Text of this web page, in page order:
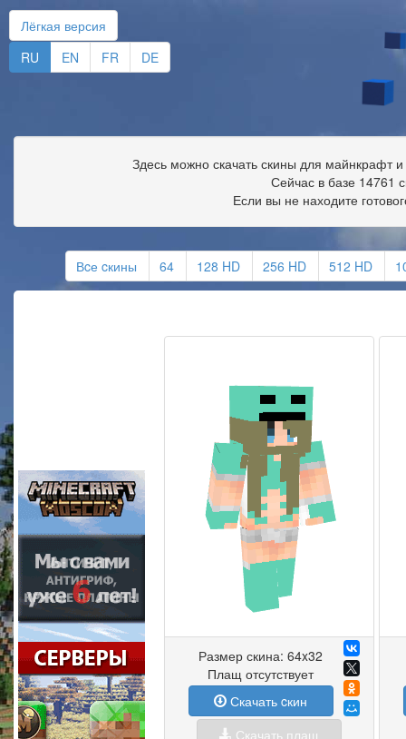
Лёгкая версия
RU
EN FR DE
Здесь можно скачатьскины для майнкрафти
Сейчас в базе 14761
Если вы не находите
Вcе cкины 64 128 HD 256 HD 512 HD
Размер скина: 64x32
Плащ отсутствует
Скачать cкин
Скачать плащ